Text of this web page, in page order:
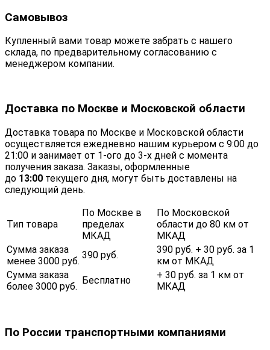
Самовывоз
Купленный вами товар можете забрать с нашего
склада, по предварительному согласованию с
менеджером компании.
Доставка по Москве и Московской области
Доставка товара по Москве и Московской области
осуществляется ежедневно нашим курьером с 9:00 до
21:00 и занимает от 1-ого до 3-х дней с момента
получения заказа. Заказы, оформленные
до 13:00 текущего дня, могут быть доставлены на
следующий день.
Тип товара
По Москве в
пределах
МКАД
По Московской
области до 80 км от
МКАД
Сумма заказа
менее 3000 руб.
390 руб.
390 руб. + 30 руб. за 1
км от МКАД
Сумма заказа
более 3000 руб.
Бесплатно
+ 30 руб. за 1 км от
МКАД
По России транспортными компаниями